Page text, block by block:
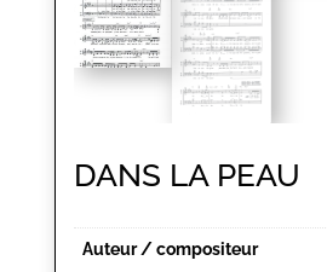
DANS LA PEAU
Auteur / compositeur